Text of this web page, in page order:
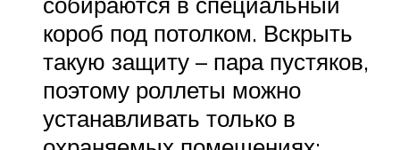
короб под потолком. Вскрыть
такую защиту – пара пустяков,
поэтому роллеты можно
устанавливать только в